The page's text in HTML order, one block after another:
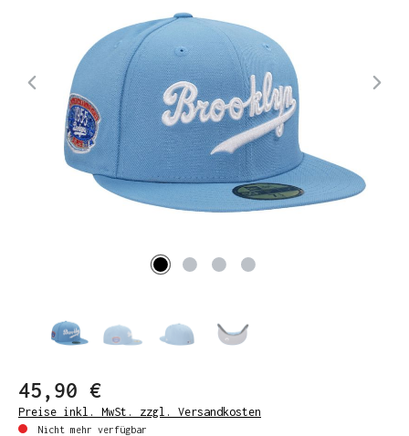
45,90 €
Preise inkl. MwSt. zzgl. Versandkosten
Nicht mehr verfügbar